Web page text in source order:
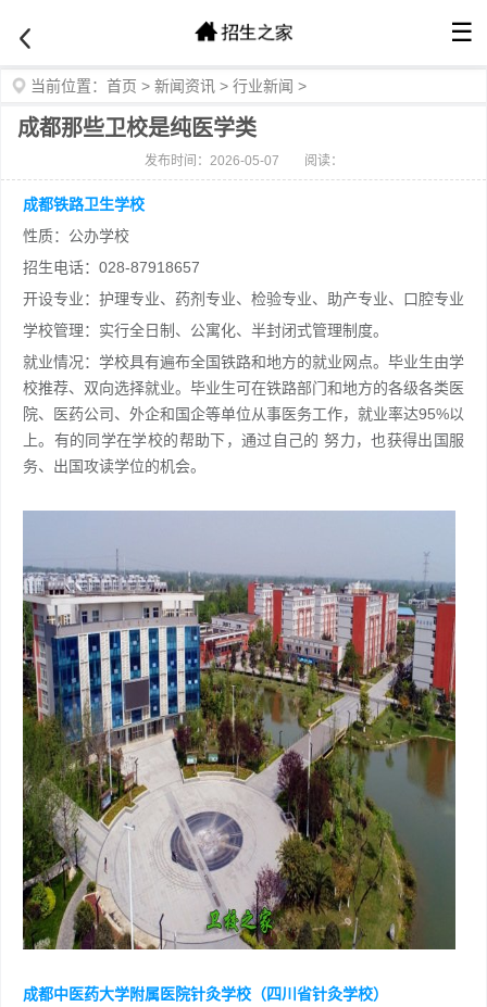
☰
当前位置： 首页 > 新闻资讯 > 行业新闻 >
成都那些卫校是纯医学类
发布时间：2026-05-07 阅读：
成都铁路卫生学校
性质：公办学校
招生电话：028-87918657
开设专业：护理专业、药剂专业、检验专业、助产专业、口腔专业
学校管理：实行全日制、公寓化、半封闭式管理制度。
就业情况：学校具有遍布全国铁路和地方的就业网点。毕业生由学
校推荐、双向选择就业。毕业生可在铁路部门和地方的各级各类医
院、医药公司、外企和国企等单位从事医务工作，就业率达95%以
上。有的同学在学校的帮助下，通过自己的 努力，也获得出国服
务、出国攻读学位的机会。
成都中医药大学附属医院针灸学校（四川省针灸学校）